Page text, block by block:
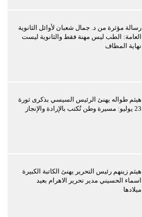
رسالة مؤثرة من د. جمال شعبان لأوائل الثانوية
العامة: الطب ليس مهنة فقط والثانوية ليست
نهاية المطاف
هيثم طواله يهنئ الرئيس السيسي بذكرى ثورة
23 يوليو: مسيرة وطن تُكتب بالإرادة والإنجاز
هيثم زينهم رئيس التحرير يهنئ الكاتبة الكبيرة
اسماء الحسيني مدير تحرير الاهرام بعيد
ميلادها